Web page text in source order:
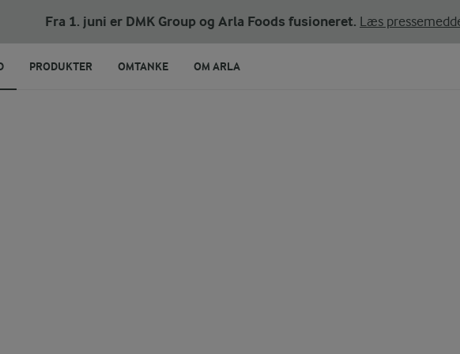
Fra 1. juni er DMK Group og Arla Foods fusioneret. Læs
PRODUKTER OMTANKE OM ARLA